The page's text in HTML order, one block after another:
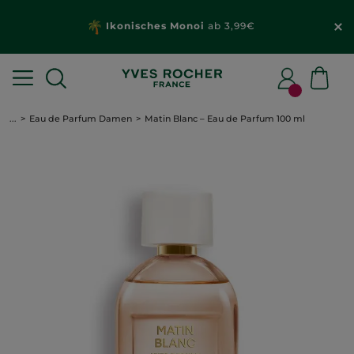
Ikonisches Monoi ab 3,99€
... Eau de Parfum Damen Matin Blanc – Eau de Parfum 100 ml